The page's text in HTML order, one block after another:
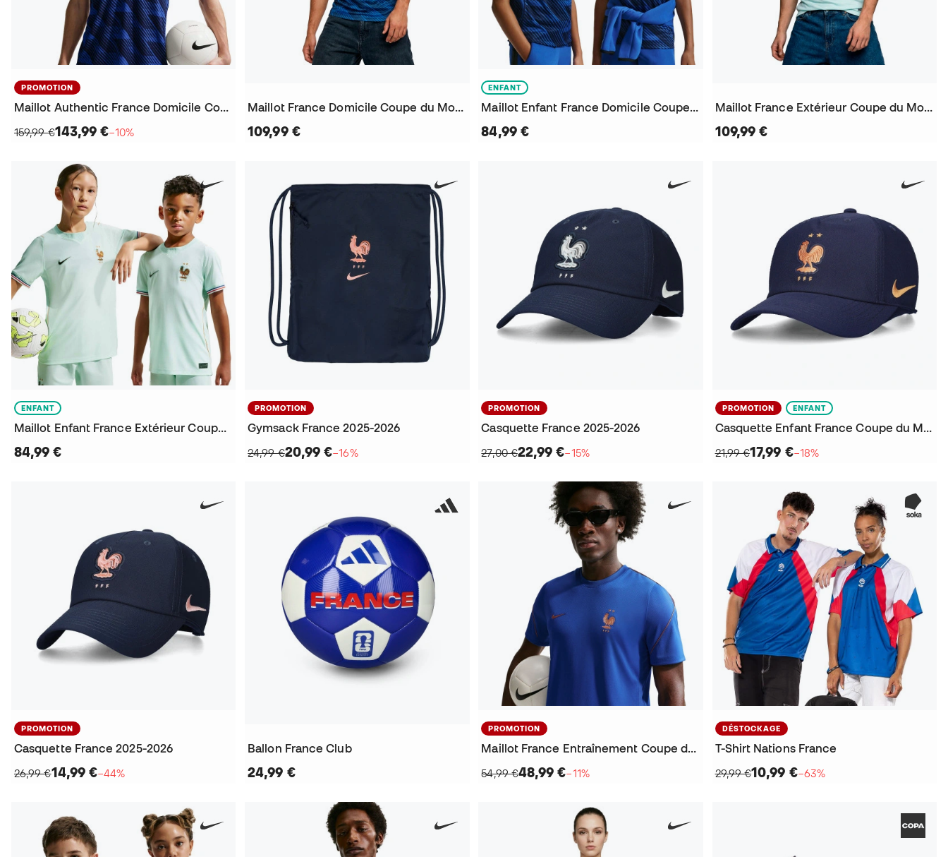
PROMOTION
Maillot Authentic France Domicile Coupe du Monde 2026
159,99 €143,99 €−10%
Maillot France Domicile Coupe du Monde 2026
109,99 €
ENFANT
Maillot Enfant France Domicile Coupe du Monde 2026
84,99 €
Maillot France Extérieur Coupe du Monde 2026
109,99 €
ENFANT
Maillot Enfant France Extérieur Coupe du Monde 2026
84,99 €
PROMOTION
Gymsack France 2025-2026
24,99 €20,99 €−16%
PROMOTION
Casquette France 2025-2026
27,00 €22,99 €−15%
PROMOTION ENFANT
Casquette Enfant France Coupe du Monde 2026
21,99 €17,99 €−18%
PROMOTION
Casquette France 2025-2026
26,99 €14,99 €−44%
Ballon France Club
24,99 €
PROMOTION
Maillot France Entraînement Coupe du Monde 2026
54,99 €48,99 €−11%
DÉSTOCKAGE
T-Shirt Nations France
29,99 €10,99 €−63%